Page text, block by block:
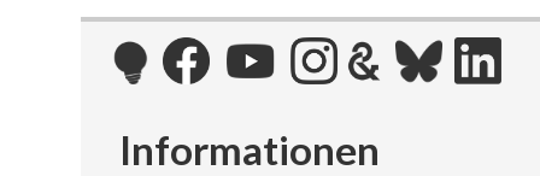
Informationen